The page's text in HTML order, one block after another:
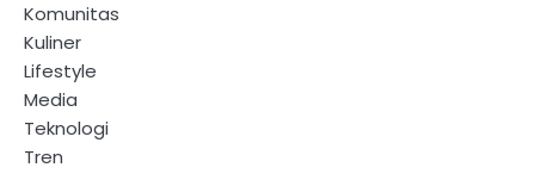
Komunitas
Kuliner
Lifestyle
Media
Teknologi
Tren